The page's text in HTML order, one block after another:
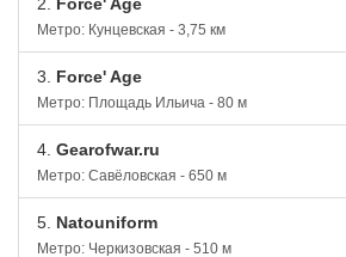
Метро: Кунцевская - 3,75 км
3. Force' Age
Метро: Площадь Ильича - 80 м
4. Gearofwar.ru
Метро: Савёловская - 650 м
5. Natouniform
Метро: Черкизовская - 510 м